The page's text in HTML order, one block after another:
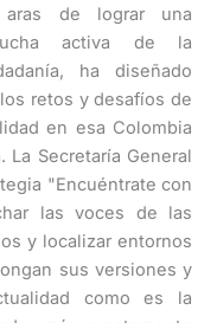
de lograr una
activa de la
ha diseñado
retos y desafíos de
en esa Colombia
Secretaría General
"Encuéntrate con
las voces de las
y localizar entornos
sus versiones y
como es la